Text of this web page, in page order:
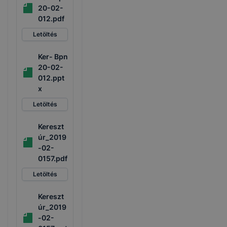
20-02-
012.pdf
Letöltés
Ker- Bpn
20-02-
012.ppt
x
Letöltés
Kereszt
úr_2019
-02-
0157.pdf
Letöltés
Kereszt
úr_2019
-02-